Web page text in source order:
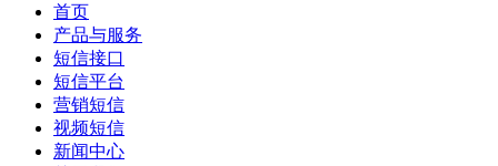
首页
产品与服务
短信接口
短信平台
营销短信
视频短信
新闻中心